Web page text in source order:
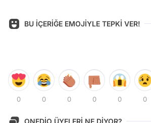
BU İÇERİĞE EMOJİYLE TEPKİ VER!
0 0 0 0 0 0